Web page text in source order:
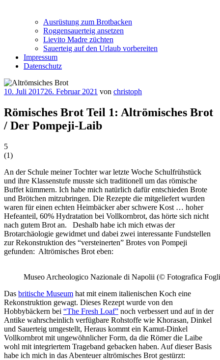
Ausrüstung zum Brotbacken
Roggensauerteig ansetzen
Lievito Madre züchten
Sauerteig auf den Urlaub vorbereiten
Impressum
Datenschutz
Veröffentlicht
10. Juli 201726. Februar 2021 von christoph
Römisches Brot Teil 1: Altrömisches Brot
/ Der Pompeji-Laib
5
(1)
An der Schule meiner Tochter war letzte Woche Schulfrühstück
und ihre Klassenstufe musste sich traditionell um das römische
Buffet kümmern. Ich habe mich natürlich dafür entschieden Brote
und Brötchen mitzubringen. Die Rezepte die mitgeliefert wurden
waren für einen echten Heimbäcker aber schwere Kost … hoher
Hefeanteil, 60% Hydratation bei Vollkornbrot, das hörte sich nicht
nach gutem Brot an. Deshalb habe ich mich etwas der
Brotarchäologie gewidmet und dabei zwei interessante Fundstellen
zur Rekonstruktion des “versteinerten” Brotes von Pompeji
gefunden: Altrömisches Brot eben:
Museo Archeologico Nazionale di Napolii (© Fotografica
Das britische Museum hat mit einem italienischen Koch eine
Rekonstruktion gewagt. Dieses Rezept wurde von den
Hobbybäckern bei “The Fresh Loaf” noch verbessert und auf in der
Antike wahrscheinlich verfügbare Rohstoffe wie Khorasan, Dinkel
und Sauerteig umgestellt, Heraus kommt ein Kamut-Dinkel
Vollkornbrot mit ungewöhnlicher Form, da die Römer die Laibe
wohl mit integriertem Trageband gebacken haben. Auf dieser Basis
habe ich mich in das Abenteuer altrömisches Brot gestürzt: